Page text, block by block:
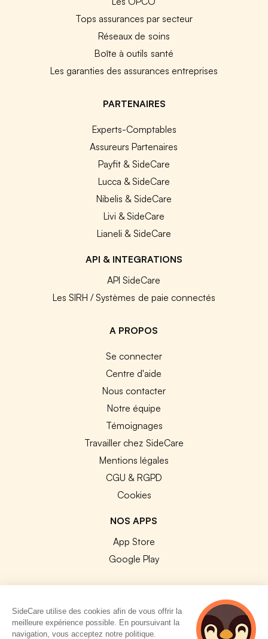
Tops assurances par secteur
Réseaux de soins
Boîte à outils santé
Les garanties des assurances entreprises
PARTENAIRES
Experts-Comptables
Assureurs Partenaires
Payfit & SideCare
Lucca & SideCare
Nibelis & SideCare
Livi & SideCare
Lianeli & SideCare
API & INTEGRATIONS
API SideCare
Les SIRH / Systèmes de paie connectés
A PROPOS
Se connecter
Centre d'aide
Nous contacter
Notre équipe
Témoignages
Travailler chez SideCare
Mentions légales
CGU & RGPD
Cookies
NOS APPS
App Store
Google Play
© 2026 SideCare. Tous droits réservés.
SideCare utilise des cookies afin de vous offrir la
meilleure expérience possible. En poursuivant la
navigation, vous acceptez notre politique.